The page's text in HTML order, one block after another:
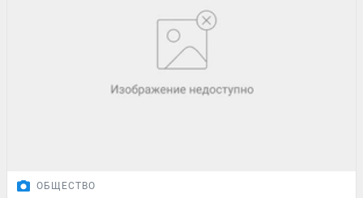
ОБЩЕСТВО